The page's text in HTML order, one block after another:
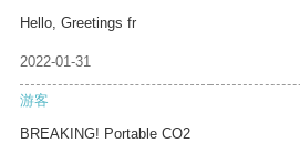
Hello, Greetings fr
2022-01-31
游客
BREAKING! Portable CO2